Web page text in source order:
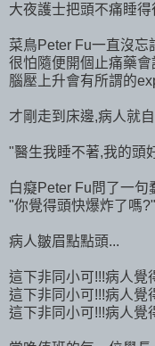
大夜護士把頭不痛睡
菜鳥Peter Fu一直沒忘
很怕隨便開個止痛藥會
腦壓上升會有所謂的
才剛走到床邊,病人就
"醫生我睡不著,我的頭
白癡Peter Fu問了一句
"你覺得頭快爆炸了嗎?"
病人皺眉點點頭...
這下非同小可!!!病人覺
這下非同小可!!!病人覺
這下非同小可!!!病人覺